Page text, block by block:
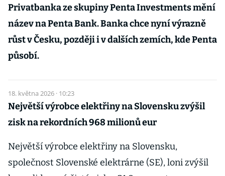
Privatbanka ze skupiny Penta Investments mění
název na Penta Bank. Banka chce nyní výrazně
růst v Česku, později i v dalších zemích, kde Penta
působí.
18. května 2026 · 10:23
Největší výrobce elektřiny na Slovensku zvýšil
zisk na rekordních 968 milionů eur
Největší výrobce elektřiny na Slovensku,
společnost Slovenské elektrárne (SE), loni zvýšil